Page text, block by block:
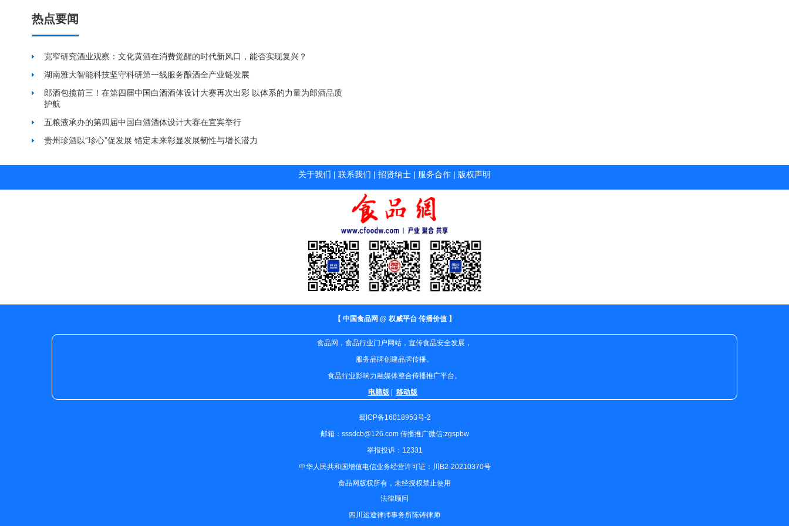
热点要闻
宽窄研究酒业观察：文化黄酒在消费觉醒的时代新风口，能否实现复兴？
湖南雅大智能科技坚守科研第一线服务酿酒全产业链发展
郎酒包揽前三！在第四届中国白酒酒体设计大赛再次出彩 以体系的力量为郎酒品质
护航
五粮液承办的第四届中国白酒酒体设计大赛在宜宾举行
贵州珍酒以“珍心”促发展 锚定未来彰显发展韧性与增长潜力
关于我们 | 联系我们 | 招贤纳士 | 服务合作 | 版权声明
【 中国食品网 @ 权威平台 传播价值 】
食品网，食品行业门户网站，宣传食品安全发展，
服务品牌创建品牌传播。
食品行业影响力融媒体整合传播推广平台。
电脑版| 移动版
蜀ICP备16018953号-2
邮箱：sssdcb@126.com 传播推广微信:zgspbw
举报投诉：12331
中华人民共和国增值电信业务经营许可证：川B2-20210370号
食品网版权所有，未经授权禁止使用
法律顾问
四川运逵律师事务所陈铸律师